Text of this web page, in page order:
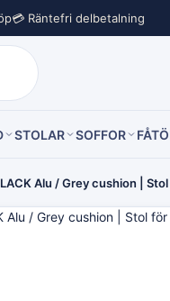
💳 Räntefri delbetalning
STOLAR SOFFOR
Alu / Grey cushion |